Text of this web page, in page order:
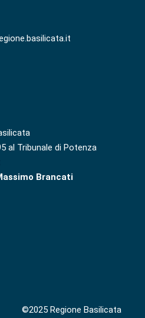
al Tribunale di Potenza
Brancati
©2025 Regione Basilicata